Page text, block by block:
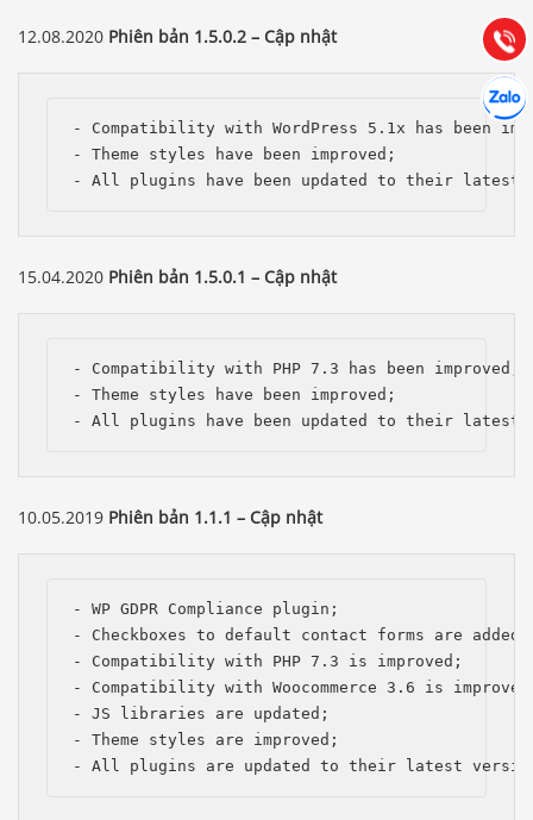
12.08.2020 Phiên bản 1.5.0.2 – Cập nhật
- Compatibility with WordPress 5.1x has been
- Theme styles have been improved;
- All plugins have been updated to their latest
15.04.2020 Phiên bản 1.5.0.1 – Cập nhật
- Compatibility with PHP 7.3 has been improved;
- Theme styles have been improved;
- All plugins have been updated to their latest
10.05.2019 Phiên bản 1.1.1 – Cập nhật
- WP GDPR Compliance plugin;
- Checkboxes to default contact forms are added,
- Compatibility with PHP 7.3 is improved;
- Compatibility with Woocommerce 3.6 is
- JS libraries are updated;
- Theme styles are improved;
- All plugins are updated to their latest
Gọi
(028) 22.166.144
Chát